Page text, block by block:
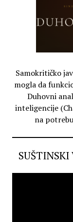
Samokritičko
mogla da
Duhovni
inteligencije
na